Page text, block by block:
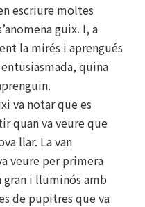
escriure moltes
guix. I, a
la mirés i aprengués
quina
va notar que es
quan va veure que
llar. La van
veure per primera
gran i lluminós amb
de pupitres que va